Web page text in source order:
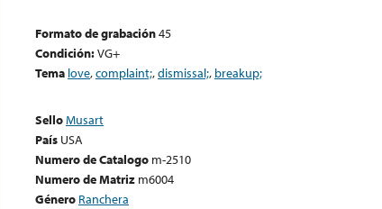
Formato de grabación45
Condición:VG+
Tema love,complaint;,dismissal;, breakup;
SelloMusart
País USA
Numero de Catalogo m-2510
Numero de Matriz m6004
Género Ranchera